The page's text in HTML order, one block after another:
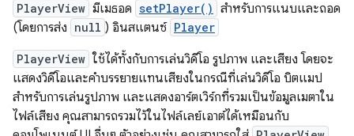
PlayerView มีเมธอด setPlayer() สำหรับการแนบและถอด
(โดยการส่ง null ) อินสแตนซ์ Player
PlayerView ใช้ได้ทั้งกับการเล่นวิดีโอ รูปภาพ และเสียง โดยจะ
แสดงวิดีโอและคำบรรยายแทนเสียงในกรณีที่เล่นวิดีโอ บิตแมป
สำหรับการเล่นรูปภาพ และแสดงอาร์ตเวิร์กที่รวมเป็นข้อมูลเมตาใน
ไฟล์เสียง คุณสามารถรวมไว้ในไฟล์เลย์เอาต์ได้เหมือนกับ